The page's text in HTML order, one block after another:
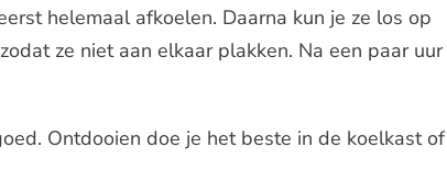
helemaal afkoelen. Daarna kun je ze los op
ze niet aan elkaar plakken. Na een paar uur
Ontdooien doe je het beste in de koelkast of